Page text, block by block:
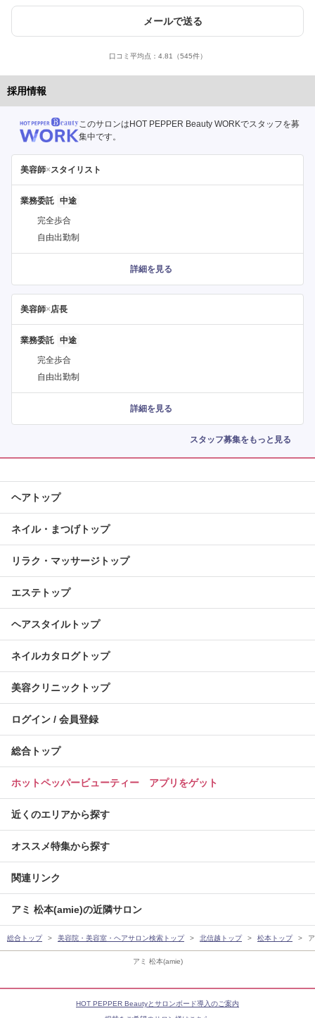
アミ 松本(amie)
メールで送る
口コミ平均点： 4.81 （545件）
採用情報
このサロンはHOT PEPPER Beauty WORKでスタッフを募
集中です。
美容師×スタイリスト
業務委託
完全歩合
自由出勤制
詳細を見る
美容師×店長
業務委託
完全歩合
自由出勤制
詳細を見る
スタッフ募集をもっと見る
ヘアトップ
ネイル・まつげトップ
リラク・マッサージトップ
エステトップ
ヘアスタイルトップ
ネイルカタログトップ
美容クリニックトップ
ログイン / 会員登録
総合トップ
ホットペッパービューティー アプリをゲット
近くのエリアから探す
オススメ特集から探す
関連リンク
アミ 松本(amie)の近隣サロン
総合トップ 美容院・美容室・ヘアサロン検索トップ 北信越トップ 松本トップ
HOT PEPPER Beautyとサロンボード導入のご案内